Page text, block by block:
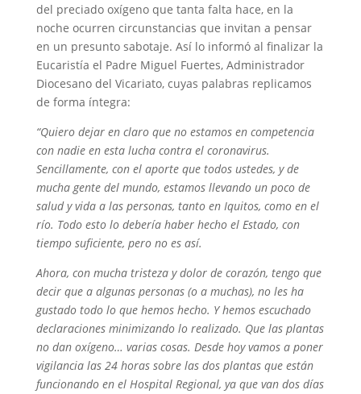
del preciado oxígeno que tanta falta hace, en la
noche ocurren circunstancias que invitan a pensar
en un presunto sabotaje. Así lo informó al finalizar la
Eucaristía el Padre Miguel Fuertes, Administrador
Diocesano del Vicariato, cuyas palabras replicamos
de forma íntegra:
“Quiero dejar en claro que no estamos en competencia
con nadie en esta lucha contra el coronavirus.
Sencillamente, con el aporte que todos ustedes, y de
mucha gente del mundo, estamos llevando un poco de
salud y vida a las personas, tanto en Iquitos, como en el
río. Todo esto lo debería haber hecho el Estado, con
tiempo suficiente, pero no es así.
Ahora, con mucha tristeza y dolor de corazón, tengo que
decir que a algunas personas (o a muchas), no les ha
gustado todo lo que hemos hecho. Y hemos escuchado
declaraciones minimizando lo realizado. Que las plantas
no dan oxígeno… varias cosas. Desde hoy vamos a poner
vigilancia las 24 horas sobre las dos plantas que están
funcionando en el Hospital Regional, ya que van dos días